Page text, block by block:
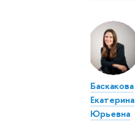
Баскакова
Екатерина
Юрьевна